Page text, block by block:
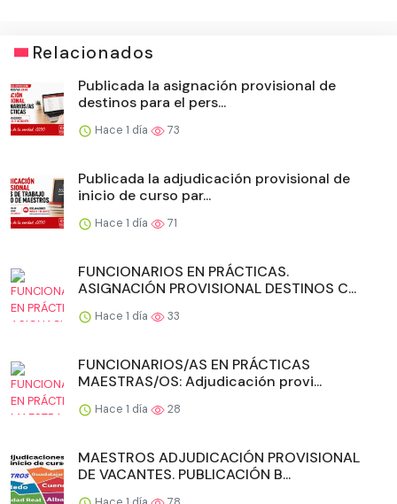
Relacionados
Publicada la asignación provisional de
destinos para el pers...
Hace 1 día 73
Publicada la adjudicación provisional de
inicio de curso par...
Hace 1 día 71
FUNCIONARIOS EN PRÁCTICAS.
ASIGNACIÓN PROVISIONAL DESTINOS C...
Hace 1 día 33
FUNCIONARIOS/AS EN PRÁCTICAS
MAESTRAS/OS: Adjudicación provi...
Hace 1 día 28
MAESTROS ADJUDICACIÓN PROVISIONAL
DE VACANTES. PUBLICACIÓN B...